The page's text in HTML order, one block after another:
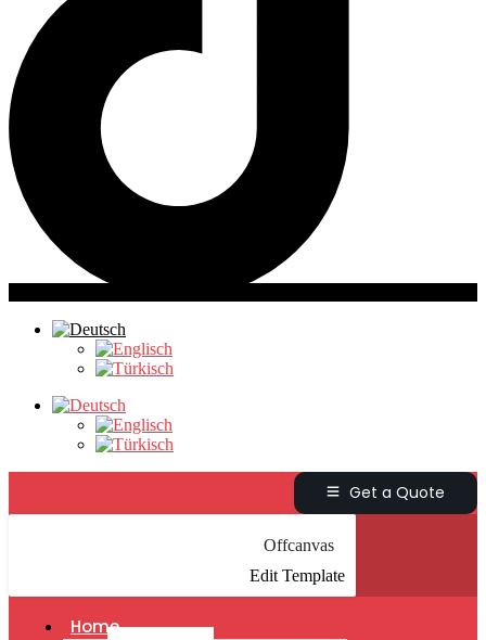
Get a Quote
Offcanvas
Edit Template
Home